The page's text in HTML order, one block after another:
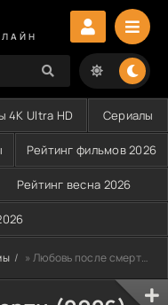
4K Ultra HD Сериалы
Рейтинг фильмов 2026
Рейтинг весна 2026
» Любовь после смерти (2026)